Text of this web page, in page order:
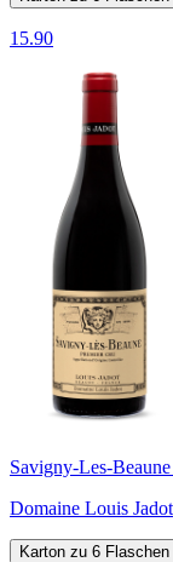
15.90
Savigny-Les-
Domaine Louis Jadot
Karton zu 6 Flaschen